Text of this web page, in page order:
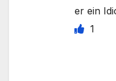
er ein
1